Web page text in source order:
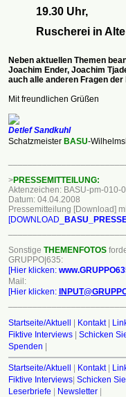
19.30 Uhr,
Ruscherei in
Neben aktuellen Themen
Joachim Ender, Joachim
auch alle anderen Fragen der
Mit freundlichen Grüßen
Detlef Sandkuhl
Schatzmeister BASU-
>PRESSEMITTEILUNG:
Aktenzeichen: BASU-pm-010-
Datum: 04.04.2008
Pressemitteilung [Download]
[DOWNLOAD_
Sonstige THEMENFOTOS
GRUPPO|635:
[Hier klicken:
Mail:
[Hier klicken:
Startseite/Aktuell | Kontakt|
Fiktive Interviews| Schicken
Spenden |
Startseite/Aktuell | Kontakt|
Fiktive Interviews| Schicken
Leserbriefe | Newsletter|